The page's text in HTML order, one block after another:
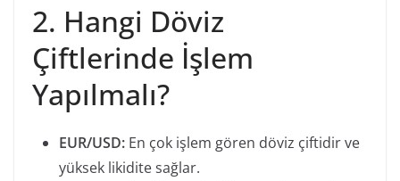
2. Hangi Döviz
Çiftlerinde İşlem
Yapılmalı?
EUR/USD: En çok işlem gören döviz çiftidir ve
yüksek likidite sağlar.